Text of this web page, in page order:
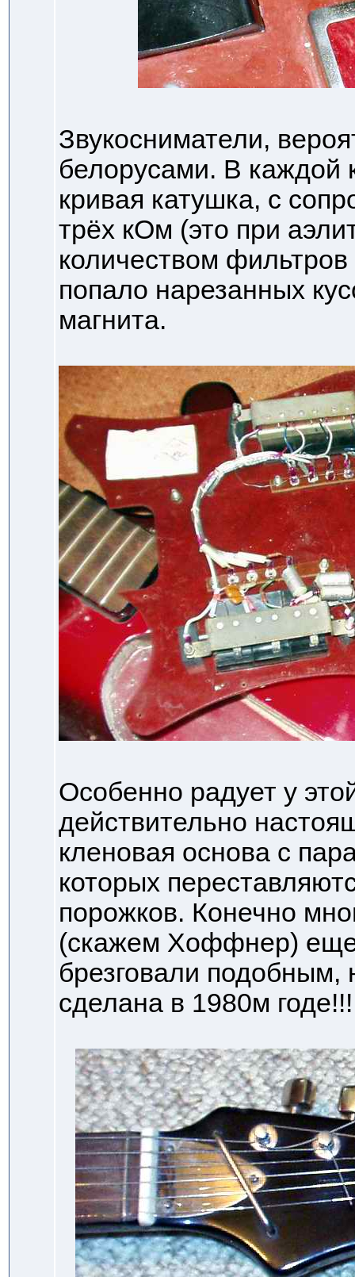
Звукосниматели,
белорусами. В каждой
кривая катушка, с
трёх кОм (это при
количеством фильтров
попало нарезанных
магнита.
Особенно радует у
действительно
кленовая основа с
которых
порожков. Конечно
(скажем Хоффнер)
брезговали подобным,
сделана в 1980м годе!!!